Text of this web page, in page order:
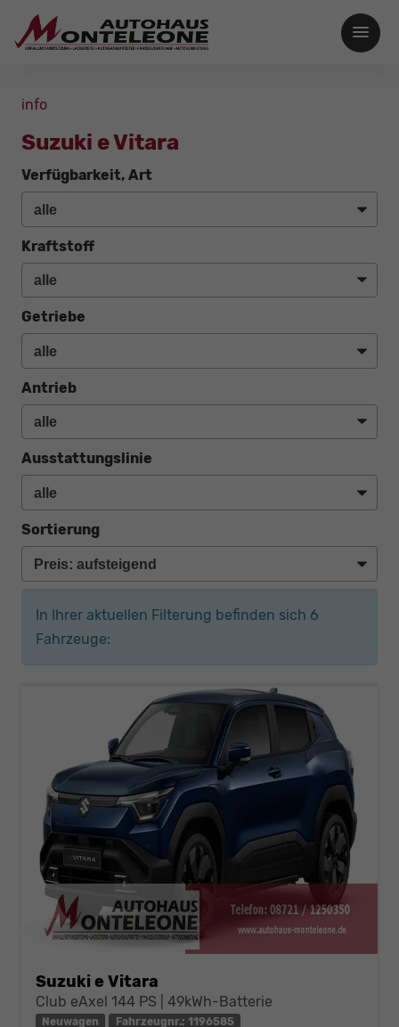
info
Suzuki e Vitara
Verfügbarkeit, Art
Kraftstoff
Getriebe
Antrieb
Ausstattungslinie
Sortierung
In Ihrer aktuellen Filterung befinden sich 6
Fahrzeuge:
Suzuki e Vitara
Club eAxel 144 PS | 49kWh-Batterie
Neuwagen Fahrzeugnr.: 1196585